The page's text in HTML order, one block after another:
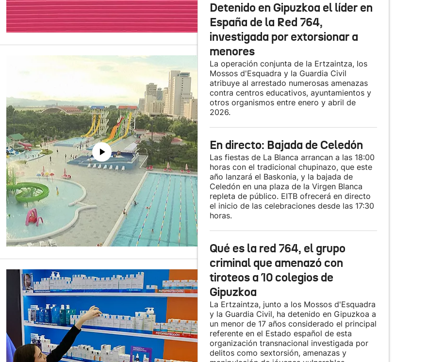
Detenido en Gipuzkoa el líder en
España de la Red 764,
investigada por extorsionar a
menores
La operación conjunta de la Ertzaintza, los
Mossos d'Esquadra y la Guardia Civil
atribuye al arrestado numerosas amenazas
contra centros educativos, ayuntamientos y
otros organismos entre enero y abril de
2026.
En directo: Bajada de Celedón
Las fiestas de La Blanca arrancan a las 18:00
horas con el tradicional chupinazo, que este
año lanzará el Baskonia, y la bajada de
Celedón en una plaza de la Virgen Blanca
repleta de público. EITB ofrecerá en directo
el inicio de las celebraciones desde las 17:30
horas.
Qué es la red 764, el grupo
criminal que amenazó con
tiroteos a 10 colegios de
Gipuzkoa
La Ertzaintza, junto a los Mossos d'Esquadra
y la Guardia Civil, ha detenido en Gipuzkoa a
un menor de 17 años considerado el principal
referente en el Estado español de esta
organización transnacional investigada por
delitos como sextorsión, amenazas y